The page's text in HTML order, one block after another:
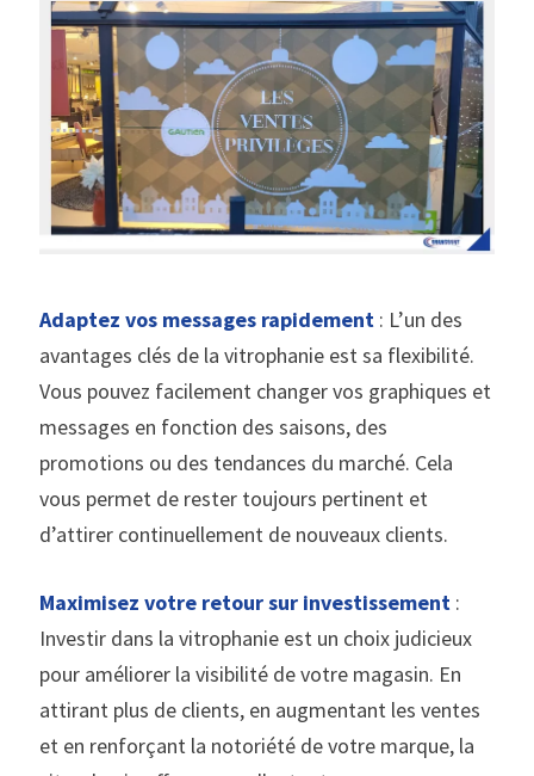
Adaptez vos messages rapidement : L’un des
avantages clés de la vitrophanie est sa flexibilité.
Vous pouvez facilement changer vos graphiques et
messages en fonction des saisons, des
promotions ou des tendances du marché. Cela
vous permet de rester toujours pertinent et
d’attirer continuellement de nouveaux clients.
Maximisez votre retour sur investissement :
Investir dans la vitrophanie est un choix judicieux
pour améliorer la visibilité de votre magasin. En
attirant plus de clients, en augmentant les ventes
et en renforçant la notoriété de votre marque, la